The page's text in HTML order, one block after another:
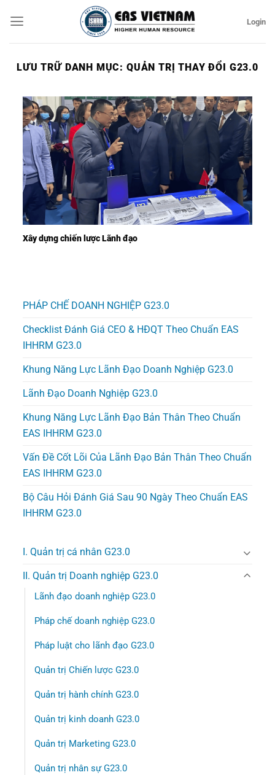
qua
Login
LƯU TRỮ DANH MỤC: QUẢN TRỊ THAY ĐỔI G23.0
PHÁP CHẾ DOANH NGHIỆP G23.0
Checklist Đánh Giá CEO & HĐQT Theo Chuẩn EAS
IHHRM G23.0
Khung Năng Lực Lãnh Đạo Doanh Nghiệp G23.0
Lãnh Đạo Doanh Nghiệp G23.0
Khung Năng Lực Lãnh Đạo Bản Thân Theo Chuẩn
EAS IHHRM G23.0
Vấn Đề Cốt Lõi Của Lãnh Đạo Bản Thân Theo Chuẩn
EAS IHHRM G23.0
Bộ Câu Hỏi Đánh Giá Sau 90 Ngày Theo Chuẩn EAS
IHHRM G23.0
I. Quản trị cá nhân G23.0
II. Quản trị Doanh nghiệp G23.0
Lãnh đạo doanh nghiệp G23.0
Pháp chế doanh nghiệp G23.0
Pháp luật cho lãnh đạo G23.0
Quản trị Chiến lược G23.0
Quản trị hành chính G23.0
Quản trị kinh doanh G23.0
Quản trị Marketing G23.0
Quản trị nhân sự G23.0
Xây dựng chiến lược Lãnh đạo